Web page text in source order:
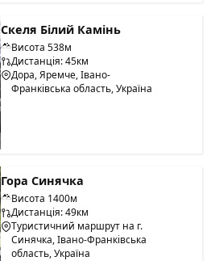
Скеля Білий Камінь
Висота 538м
Дистанція: 45км
Дора, Яремче, Івано-
Франківська область, Україна
Гора Синячка
Висота 1400м
Дистанція: 49км
Туристичний маршрут на г.
Синячка, Івано-Франківська
область, Україна